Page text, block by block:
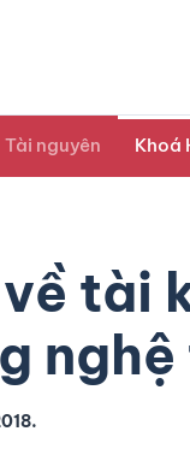
Tài nguyên Khoá
tài
.